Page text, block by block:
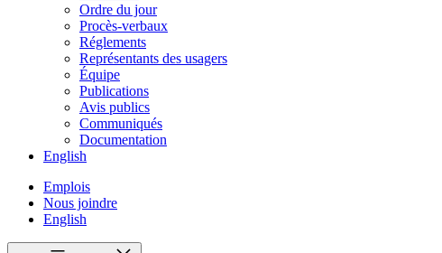
Ordre du jour
Procès-verbaux
Réglements
Représentants des usagers
Équipe
Publications
Avis publics
Communiqués
Documentation
English
Emplois
Nous joindre
English